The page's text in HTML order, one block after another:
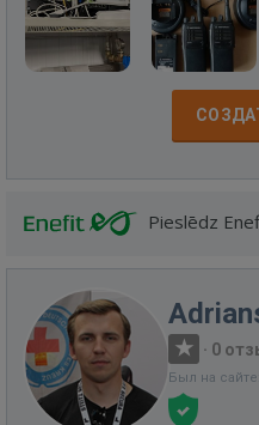
Pieslēdz
· 0
Был на